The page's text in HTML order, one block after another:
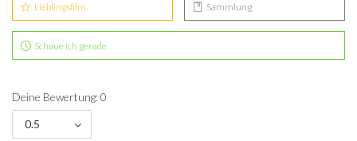
Lieblingsfilm Sammlung
Schaue ich gerade
Deine Bewertung: 0
0.5